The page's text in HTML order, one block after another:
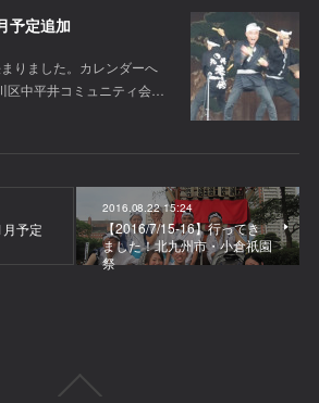
予定追加
りました。カレンダーへ
中平井コミュニティ会…
月予定
2016.08.22 15:24
【2016/7/15-16】行ってき
ました！北九州市・小倉祇園
祭